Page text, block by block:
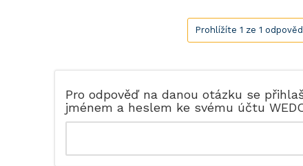
Prohlížíte 1 ze 1
Pro odpověď na danou otázku se
jménem a heslem ke svému účtu